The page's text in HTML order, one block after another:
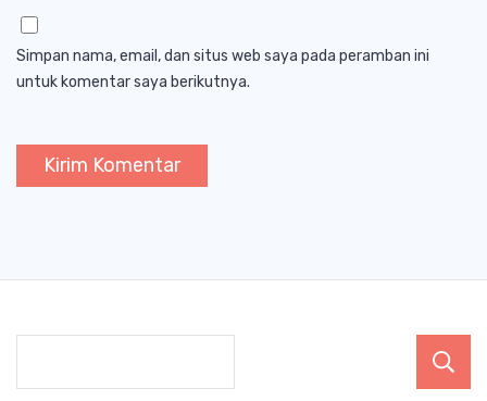
Simpan nama, email, dan situs web saya pada peramban ini
untuk komentar saya berikutnya.